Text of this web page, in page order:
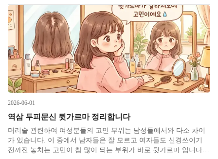
으셨다면 고민이 커질 수밖에 없습니다. 이럴 경우 4~5개월 정도는
받아
2026-06-01
역삼 두피문신 뒷가르마 정리합니다
머리숱 관련하여 여성분들의 고민 부위는 남성들에서와 다소 차이
가 있습니다. 이 중에서 남자들은 잘 모르고 여자들도 신경쓰이기
전까진 놓치는 고민이 참 많이 되는 부위가 바로 뒷가르마 입니다.